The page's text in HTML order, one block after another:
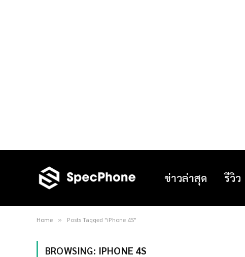
ข่าวล่าสุด รีวิว
Home » Posts Tagged "iPhone 4S"
BROWSING: IPHONE 4S